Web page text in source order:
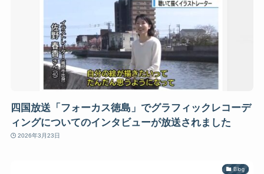
四国放送「フォーカス徳島」でグラフィックレコーデ
ィングについてのインタビューが放送されました
2026年3月23日
Blog